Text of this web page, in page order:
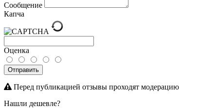
Сообщение
Капча
Оценка
Отправить
Перед публикацией отзывы проходят модерацию
Нашли дешевле?